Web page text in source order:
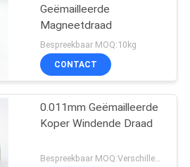
Geëmailleerde
Magneetdraad
Bespreekbaar MOQ:10kg
CONTACT
0.011mm Geëmailleerde
Koper Windende Draad
Bespreekbaar MOQ:Verschillende types met differet MOQ